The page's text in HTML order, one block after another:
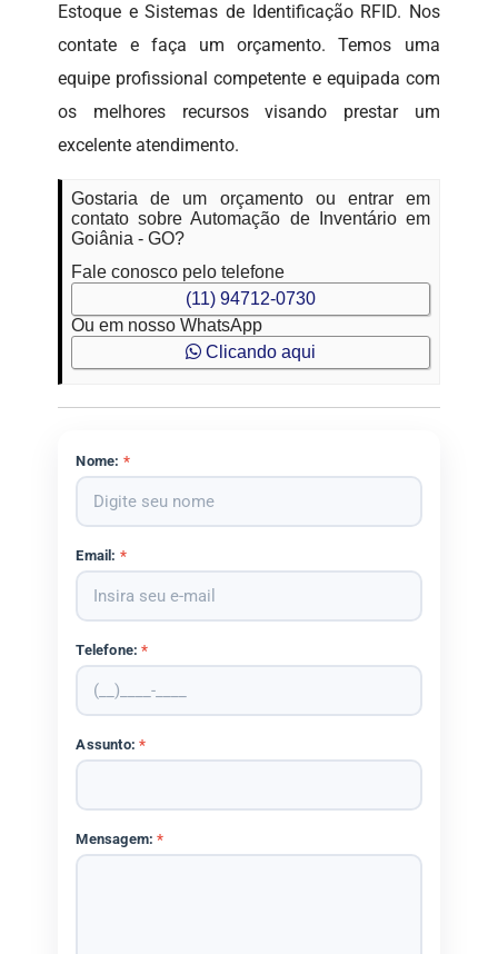
Estoque e Sistemas de Identificação RFID. Nos
contate e faça um orçamento. Temos uma
equipe profissional competente e equipada com
os melhores recursos visando prestar um
excelente atendimento.
Gostaria de um orçamento ou entrar em
contato sobre Automação de Inventário em
Goiânia - GO?
Fale conosco pelo telefone
(11) 94712-0730
Ou em nosso WhatsApp
Clicando aqui
Nome: *
Email: *
Telefone:*
Assunto:*
Mensagem:*